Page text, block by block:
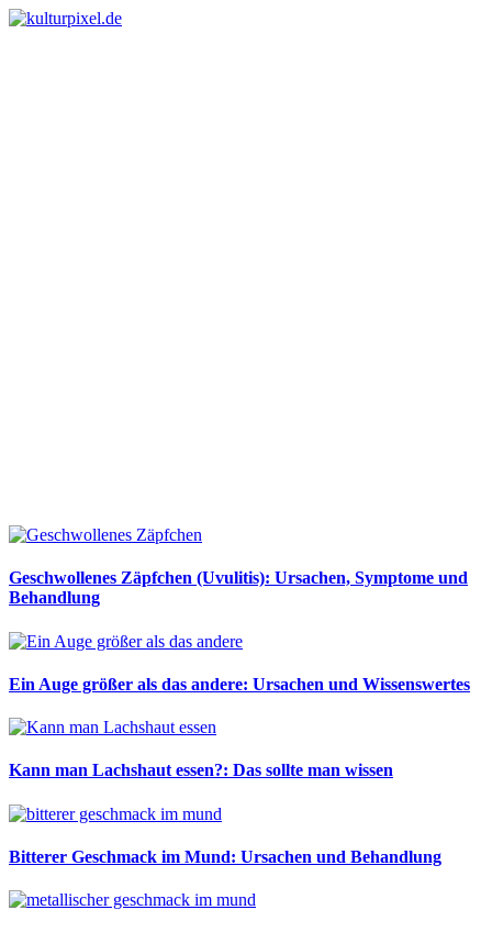
Geschwollenes Zäpfchen (Uvulitis): Ursachen, Symptome und
Behandlung
Ein Auge größer als das andere: Ursachen und Wissenswertes
Kann man Lachshaut essen?: Das sollte man wissen
Bitterer Geschmack im Mund: Ursachen und Behandlung